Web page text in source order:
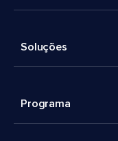
Soluções
Programa